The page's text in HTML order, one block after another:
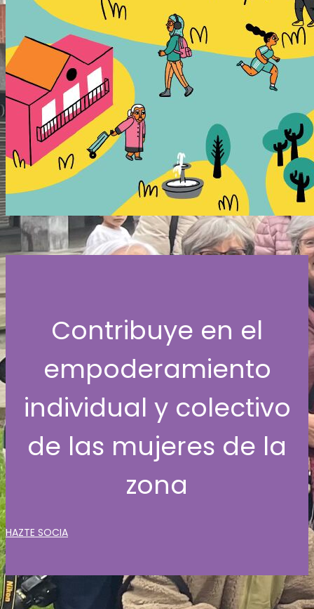
Contribuye en el
empoderamiento
individual y colectivo
de las mujeres de la
zona
HAZTE SOCIA